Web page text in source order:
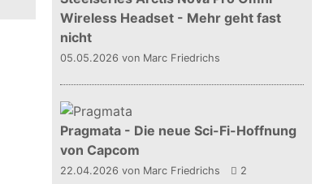
Wireless Headset - Mehr geht fast
nicht
05.05.2026 von Marc Friedrichs
Pragmata - Die neue Sci-Fi-Hoffnung
von Capcom
22.04.2026 von Marc Friedrichs 2